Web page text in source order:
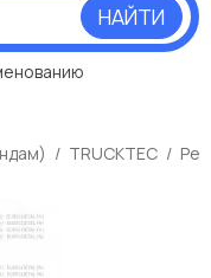
НАЙТИ
TRUCKTEC